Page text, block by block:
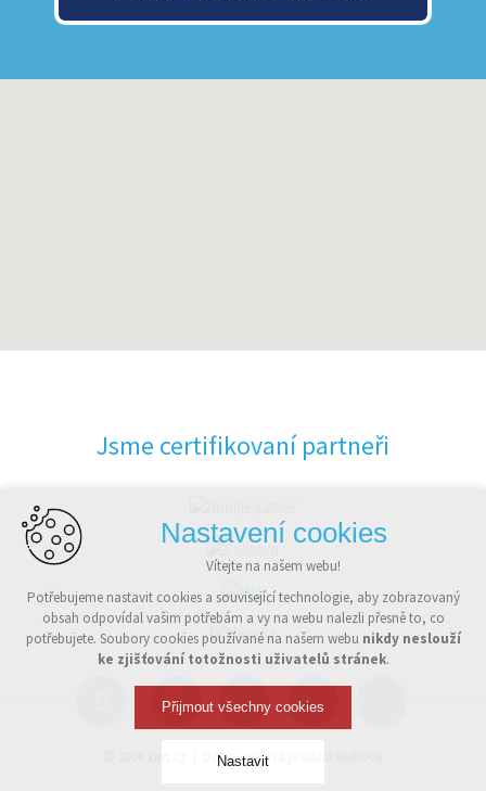
Jsme certifikovaní partneři
Doba webová je doba webová
Nastavení cookies
Vítejte na našem webu!
Potřebujeme nastavit cookies a související technologie, aby zobrazovaný
obsah odpovídal vašim potřebám a vy na webu nalezli přesně to, co
potřebujete. Soubory cookies používané na našem webu nikdy neslouží
ke zjišťování totožnosti uživatelů stránek.
Přijmout všechny cookies
Nastavit